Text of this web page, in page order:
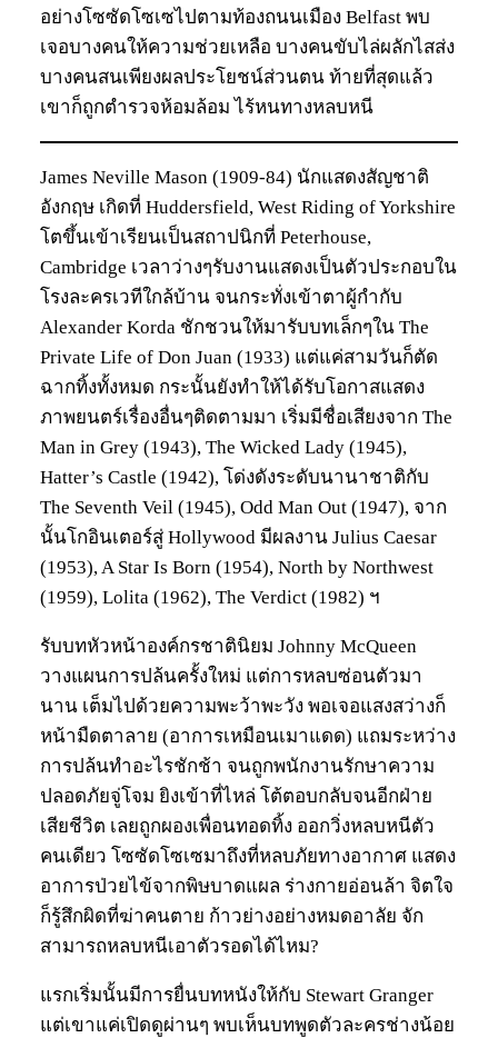
อย่างโซซัดโซเซไปตามท้องถนนเมือง Belfast พบ
เจอบางคนให้ความช่วยเหลือ บางคนขับไล่ผลักไสส่ง
บางคนสนเพียงผลประโยชน์ส่วนตน ท้ายที่สุดแล้ว
เขาก็ถูกตำรวจห้อมล้อม ไร้หนทางหลบหนี
James Neville Mason (1909-84) นักแสดงสัญชาติ
อังกฤษ เกิดที่ Huddersfield, West Riding of Yorkshire
โตขึ้นเข้าเรียนเป็นสถาปนิกที่ Peterhouse,
Cambridge เวลาว่างๆรับงานแสดงเป็นตัวประกอบใน
โรงละครเวทีใกล้บ้าน จนกระทั่งเข้าตาผู้กำกับ
Alexander Korda ชักชวนให้มารับบทเล็กๆใน The
Private Life of Don Juan (1933) แต่แค่สามวันก็ตัด
ฉากทิ้งทั้งหมด กระนั้นยังทำให้ได้รับโอกาสแสดง
ภาพยนตร์เรื่องอื่นๆติดตามมา เริ่มมีชื่อเสียงจาก The
Man in Grey (1943), The Wicked Lady (1945),
Hatter’s Castle (1942), โด่งดังระดับนานาชาติกับ
The Seventh Veil (1945), Odd Man Out (1947), จาก
นั้นโกอินเตอร์สู่ Hollywood มีผลงาน Julius Caesar
(1953), A Star Is Born (1954), North by Northwest
(1959), Lolita (1962), The Verdict (1982) ฯ
รับบทหัวหน้าองค์กรชาตินิยม Johnny McQueen
วางแผนการปล้นครั้งใหม่ แต่การหลบซ่อนตัวมา
นาน เต็มไปด้วยความพะว้าพะวัง พอเจอแสงสว่างก็
หน้ามืดตาลาย (อาการเหมือนเมาแดด) แถมระหว่าง
การปล้นทำอะไรชักช้า จนถูกพนักงานรักษาความ
ปลอดภัยจู่โจม ยิงเข้าที่ไหล่ โต้ตอบกลับจนอีกฝ่าย
เสียชีวิต เลยถูกผองเพื่อนทอดทิ้ง ออกวิ่งหลบหนีตัว
คนเดียว โซซัดโซเซมาถึงที่หลบภัยทางอากาศ แสดง
อาการป่วยไข้จากพิษบาดแผล ร่างกายอ่อนล้า จิตใจ
ก็รู้สึกผิดที่ฆ่าคนตาย ก้าวย่างอย่างหมดอาลัย จัก
สามารถหลบหนีเอาตัวรอดได้ไหม?
แรกเริ่มนั้นมีการยื่นบทหนังให้กับ Stewart Granger
แต่เขาแค่เปิดดูผ่านๆ พบเห็นบทพูดตัวละครช่างน้อย